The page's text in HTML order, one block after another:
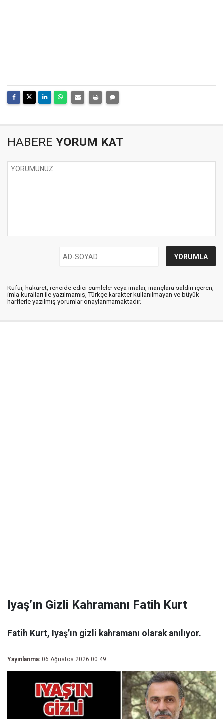
HABERE YORUM KAT
Küfür, hakaret, rencide edici cümleler veya imalar, inançlara saldırı içeren,
imla kuralları ile yazılmamış, Türkçe karakter kullanılmayan ve büyük
harflerle yazılmış yorumlar onaylanmamaktadır.
Iyaş’ın Gizli Kahramanı Fatih Kurt
Fatih Kurt, Iyaş’ın gizli kahramanı olarak anılıyor.
Yayınlanma: 06 Ağustos 2026 00:49